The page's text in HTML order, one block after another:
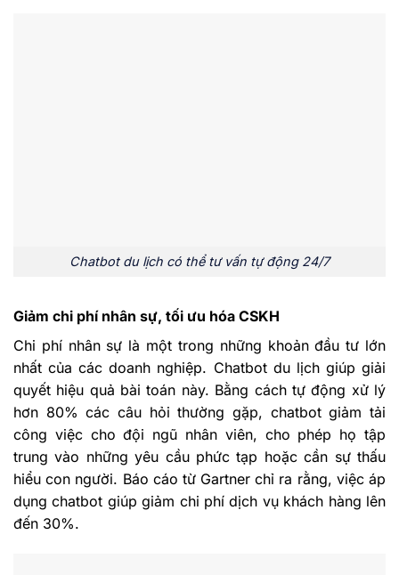
Chatbot du lịch có thể tư vấn tự động 24/7
Giảm chi phí nhân sự, tối ưu hóa CSKH
Chi phí nhân sự là một trong những khoản đầu tư lớn
nhất của các doanh nghiệp. Chatbot du lịch giúp giải
quyết hiệu quả bài toán này. Bằng cách tự động xử lý
hơn 80% các câu hỏi thường gặp, chatbot giảm tải
công việc cho đội ngũ nhân viên, cho phép họ tập
trung vào những yêu cầu phức tạp hoặc cần sự thấu
hiểu con người. Báo cáo từ Gartner chỉ ra rằng, việc áp
dụng chatbot giúp giảm chi phí dịch vụ khách hàng lên
đến 30%.